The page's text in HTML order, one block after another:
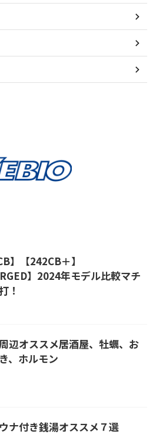
】【242CB＋】
】2024年モデル比較マチ
！
辺オススメ居酒屋、牡蠣、お
、ホルモン
ナ付き銭湯オススメ７選